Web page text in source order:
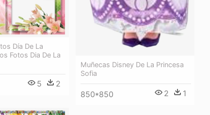
Muñecas Disney De La Princesa
Sofia
850*850 2 1
Día De La
Fotos Dia De La
5 2